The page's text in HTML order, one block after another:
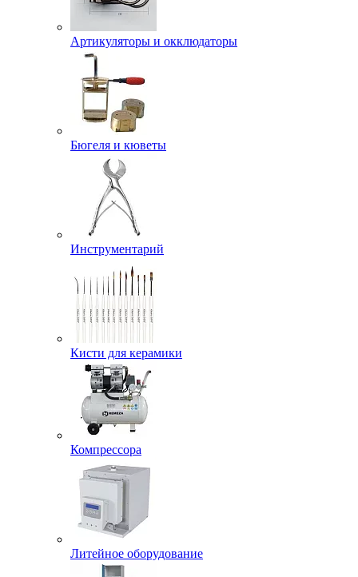
Артикуляторы и окклюдаторы
Бюгеля и кюветы
Инструментарий
Кисти для керамики
Компрессора
Литейное оборудование